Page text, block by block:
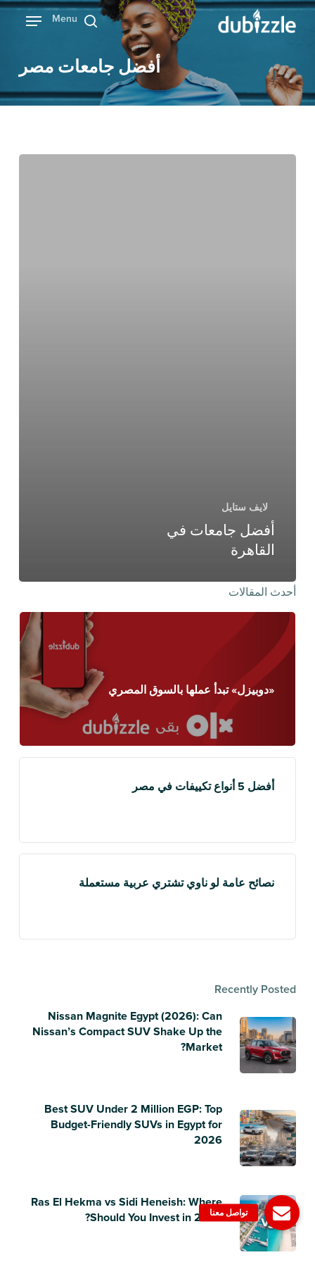
Skip
content
بحث
Menu
أفضل جامعات مصر
لايف ستايل
أفضل جامعات في
القاهرة
أحدث المقالات
«دوبيزل» تبدأ عملها بالسوق المصري
أفضل 5 أنواع تكييفات في مصر
نصائح عامة لو ناوي تشتري عربية مستعملة
Recently Posted
Nissan Magnite Egypt (2026): Can
Nissan’s Compact SUV Shake Up the
Market?
Best SUV Under 2 Million EGP: Top
Budget-Friendly SUVs in Egypt for
2026
Ras El Hekma vs Sidi Heneish: Where
Should You Invest in 2026?